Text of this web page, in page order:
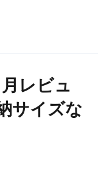
レビュ
サイズな